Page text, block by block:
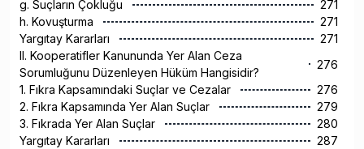
g. Suçların Çokluğu
271
h. Kovuşturma
271
Yargıtay Kararları
271
II. Kooperatifler Kanununda Yer Alan Ceza
Sorumluğunu Düzenleyen Hüküm Hangisidir?
276
1. Fıkra Kapsamındaki Suçlar ve Cezalar
276
2. Fıkra Kapsamında Yer Alan Suçlar
279
3. Fıkrada Yer Alan Suçlar
280
Yargıtay Kararları
287